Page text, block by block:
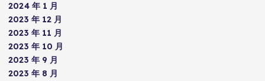
2024 年 1 月
2023 年 12 月
2023 年 11 月
2023 年 10 月
2023 年 9 月
2023 年 8 月